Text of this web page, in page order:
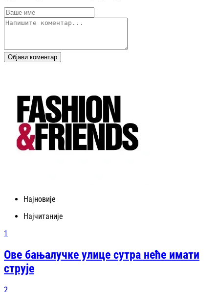
Објави коментар
Најновије
Најчитаније
1
Ове бањалучке улице сутра неће имати
струје
2